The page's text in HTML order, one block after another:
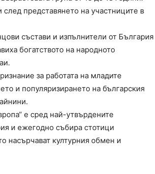
представянето на участниците в
състави и изпълнители от България
богатството на народното
за работата на младите
и популяризирането на българския
е сред най-утвърдените
и ежегодно събира стотици
насърчават културния обмен и